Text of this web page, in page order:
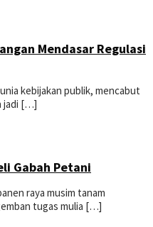
Mendasar Regulasi
kebijakan publik, mencabut
jadi […]
Gabah Petani
raya musim tanam
tugas mulia […]